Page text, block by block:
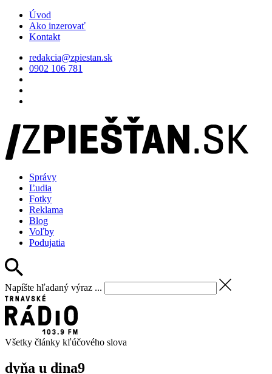
Úvod
Ako inzerovať
Kontakt
redakcia@zpiestan.sk
0902 106 781
Správy
Ľudia
Fotky
Reklama
Blog
Voľby
Podujatia
Napíšte hľadaný výraz ...
Všetky články kľúčového slova
dyňa u dina9